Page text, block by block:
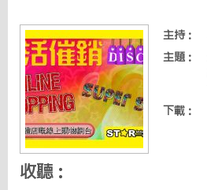
主持：
主題：
下載：
收聽：